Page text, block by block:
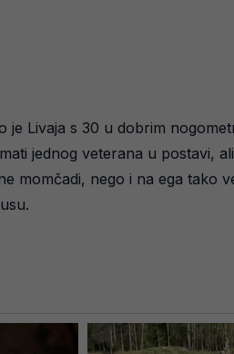
je Livaja s 30 u dobrim
jednog veterana u postavi,
momčadi, nego i na ega tako